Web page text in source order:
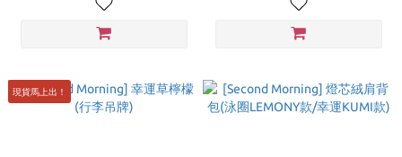
現貨馬上出！